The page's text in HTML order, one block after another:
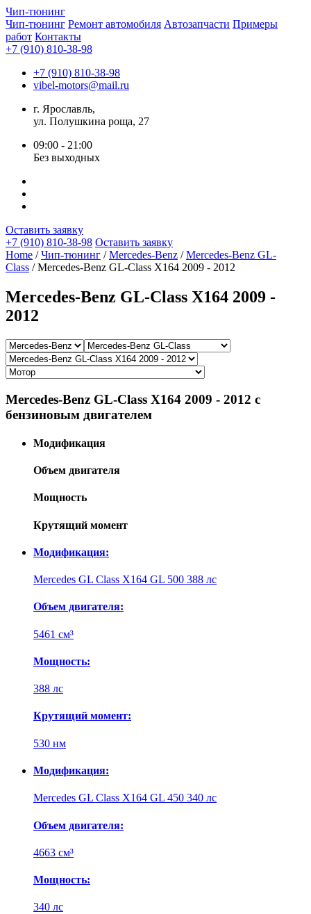
Чип-тюнинг
Чип-тюнинг Ремонт автомобиля Автозапчасти Примеры
работ Контакты
+7 (910) 810-38-98
+7 (910) 810-38-98
vibel-motors@mail.ru
г. Ярославль,
ул. Полушкина роща, 27
09:00 - 21:00
Без выходных
Оставить заявку
+7 (910) 810-38-98 Оставить заявку
Home /Чип-тюнинг /Mercedes-Benz /Mercedes-Benz GL-
Class / Mercedes-Benz GL-Class X164 2009 - 2012
Mercedes-Benz GL-Class X164 2009 -
2012
Mercedes-Benz GL-Class X164 2009 - 2012 с
бензиновым двигателем
Модификация
Объем двигателя
Мощность
Крутящий момент
Модификация:
Mercedes GL Class X164 GL 500 388 лс
Объем двигателя:
5461 см³
Мощность:
388 лс
Крутящий момент:
530 нм
Модификация:
Mercedes GL Class X164 GL 450 340 лс
Объем двигателя:
4663 см³
Мощность:
340 лс